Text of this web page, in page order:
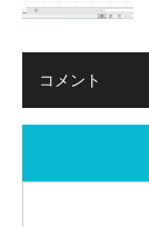
コメント